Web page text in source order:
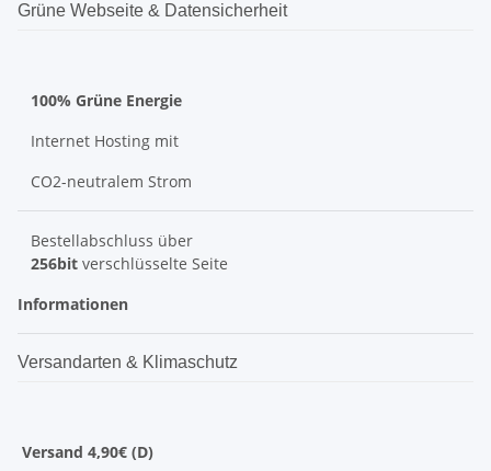
Grüne Webseite & Datensicherheit
100% Grüne Energie
Internet Hosting mit
CO2-neutralem Strom
Bestellabschluss über
256bit verschlüsselte Seite
Informationen
Versandarten & Klimaschutz
Versand 4,90€ (D)